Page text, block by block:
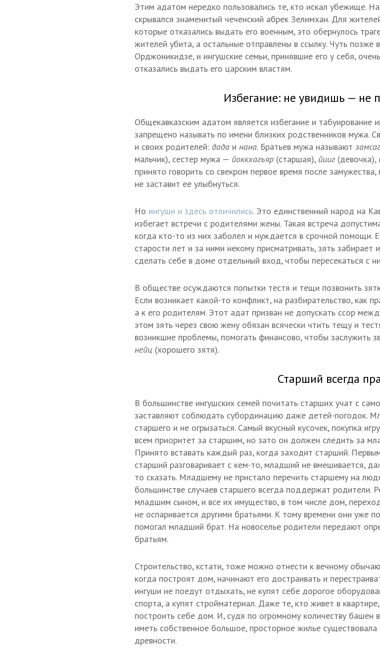
Этим адатом нередко пользовались те, кто искал убежище.
скрывался знаменитый чеченский абрек Зелимхан. Для
которые отказались выдать его военным, это обернулось
жителей убита, а остальные отправлены в ссылку. Чуть позже
Орджоникидзе, и ингушские семьи, принявшие его у себя,
отказались выдать его царским властям.
Избегание: не увидишь — не
Общекавказским адатом является избегание и табуирование
запрещено называть по имени близких родственников мужа.
и своих родителей: дада и нана. Братьев мужа называют замсаг
мальчик), сестер мужа — йоккхагъяр (старшая), йииг (девочка),
принято говорить со свекром первое время после
не заставит ее улыбнуться.
Но ингуши и здесь отличились. Это единственный народ на
избегает встречи с родителями жены. Такая встреча
когда кто-то из них заболел и нуждается в срочной помощи.
старости лет и за ними некому присматривать, зять забирает
сделать себе в доме отдельный вход, чтобы пересекаться с
В обществе осуждаются попытки тестя и тещи позвонить
Если возникает какой-то конфликт, на разбирательство, как
а к его родителям. Этот адат призван не допускать ссор
этом зять через свою жену обязан всячески чтить тещу и
возникшие проблемы, помогать финансово, чтобы заслужить
нейц (хорошего зятя).
Старший всегда
В большинстве ингушских семей почитать старших учат с
заставляют соблюдать субординацию даже детей-погодок.
старшего и не огрызаться. Самый вкусный кусочек, покупка
всем приоритет за старшим, но зато он должен следить за
Принято вставать каждый раз, когда заходит старший.
старший разговаривает с кем-то, младший не вмешивается,
то сказать. Младшему не пристало перечить старшему на
большинстве случаев старшего всегда поддержат родители.
младшим сыном, и все их имущество, в том числе дом,
не оспаривается другими братьями. К тому времени они уже
помогал младший брат. На новоселье родители передают
братьям.
Строительство, кстати, тоже можно отнести к вечному
когда построят дом, начинают его достраивать и
ингуши не поедут отдыхать, не купят себе дорогое
спорта, а купят стройматериал. Даже те, кто живет в
построить себе дом. И, судя по огромному количеству башен в
иметь собственное большое, просторное жилье
древности.